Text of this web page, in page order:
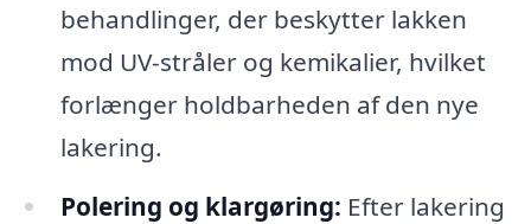
behandlinger, der beskytter lakken
mod UV-stråler og kemikalier, hvilket
forlænger holdbarheden af den nye
lakering.
Polering og klargøring: Efter lakering